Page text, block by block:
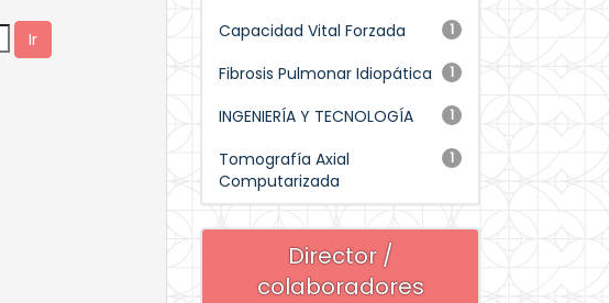
1
Capacidad Vital Forzada
1
Fibrosis Pulmonar Idiopática
1
INGENIERÍA Y TECNOLOGÍA
1
Tomografía Axial
Computarizada
Director /
colaboradores